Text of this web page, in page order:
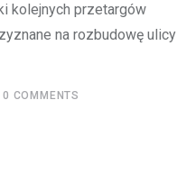
kolejnych przetargów
na rozbudowę ulicy
0 COMMENTS